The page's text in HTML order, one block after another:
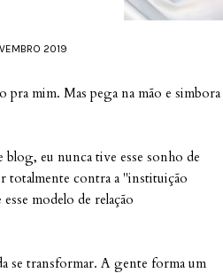
2019
mim. Mas pega na mão e simbora
blog, eu nunca tive esse sonho de
totalmente contra a "instituição
modelo de relação
se transformar. A gente forma um